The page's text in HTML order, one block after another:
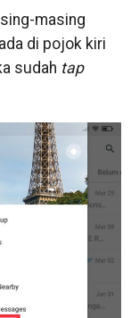
masing
di pojok kiri
sudah tap